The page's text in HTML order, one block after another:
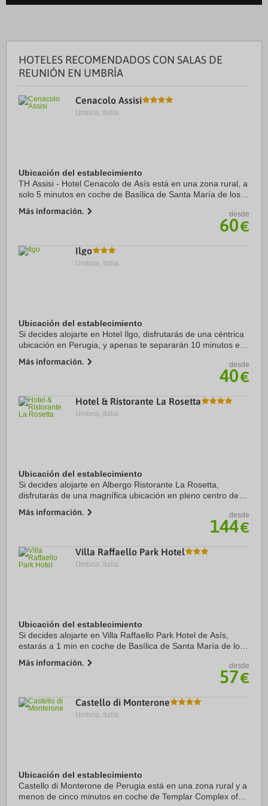
HOTELES RECOMENDADOS CON SALAS DE
REUNIÓN EN UMBRÍA
Cenacolo Assisi
Umbría, Italia.
Ubicación del establecimiento
TH Assisi - Hotel Cenacolo de Asís está en una zona rural, a
solo 5 minutos en coche de Basílica de Santa María de los
este hotel de 4 estrellas ...
Más información. desde
60€
Ilgo
Umbría, Italia.
Ubicación del establecimiento
Si decides alojarte en Hotel Ilgo, disfrutarás de una céntrica
ubicación en Perugia, y apenas te separarán 10 minutos en
(Galleria Nazionale ...
Más información. desde
40€
Hotel & Ristorante La Rosetta
Umbría, Italia.
Ubicación del establecimiento
Si decides alojarte en Albergo Ristorante La Rosetta,
disfrutarás de una magnífica ubicación en pleno centro de
delle Porte e delle Mura Urbiche. ...
Más información. desde
144€
Villa Raffaello Park Hotel
Umbría, Italia.
Ubicación del establecimiento
Si decides alojarte en Villa Raffaello Park Hotel de Asís,
estarás a 1 min en coche de Basílica de Santa María de los
Además, este hotel se ...
Más información. desde
57€
Castello di Monterone
Umbría, Italia.
Ubicación del establecimiento
Castello di Monterone de Perugia está en una zona rural y a
menos de cinco minutos en coche de Templar Complex of